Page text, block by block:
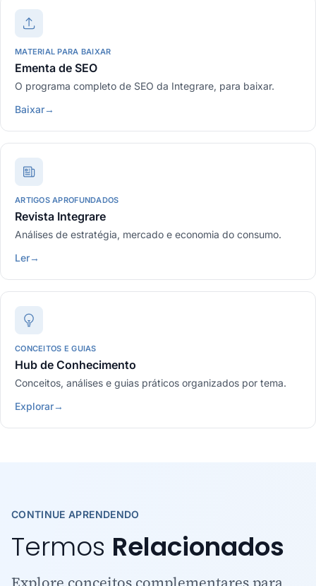
MATERIAL PARA BAIXAR
Ementa de SEO
O programa completo de SEO da Integrare, para baixar.
Baixar→
ARTIGOS APROFUNDADOS
Revista Integrare
Análises de estratégia, mercado e economia do consumo.
Ler→
CONCEITOS E GUIAS
Hub de Conhecimento
Conceitos, análises e guias práticos organizados por tema.
Explorar→
CONTINUE APRENDENDO
Termos Relacionados